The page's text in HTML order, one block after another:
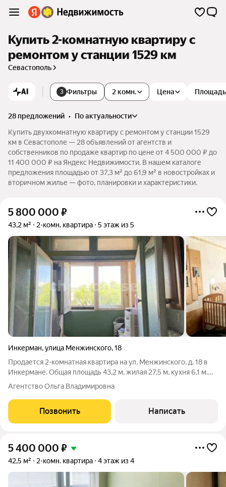
Купить 2-комнатную квартиру с
ремонтом у станции 1529 км
Севастополь
AI 3 Фильтры 2 комн. Цена Площадь
28 предложений •
по актуальности
Купить двухкомнатную квартиру с ремонтом у станции 1529
км в Севастополе — 28 объявлений от агентств и
собственников по продаже квартир по цене от 4 500 000 ₽ до
11 400 000 ₽ на Яндекс Недвижимости. В нашем каталоге
предложения площадью от 37,3 м² до 61,9 м² в новостройках и
вторичном жилье — фото, планировки и характеристики.
5 800 000 ₽
43,2 м² 2-комн. квартира 5 этаж из 5
Инкерман,улица Менжинского,18
Продается 2-комнатная квартира на ул. Менжинского, д. 18 в
Инкермане. Общая площадь 43,2 м, жилая 27,5 м, кухня 6,1 м.
Состояние: Установлены новые радиаторы. Можно заехать и
жить, сделать ремнт под себя. Санузел раздельный, есть
удобная лоджия.
Агентство Ольга Владимировна
Позвонить Написать
5 400 000 ₽
42,5 м² 2-комн. квартира 4 этаж из 4